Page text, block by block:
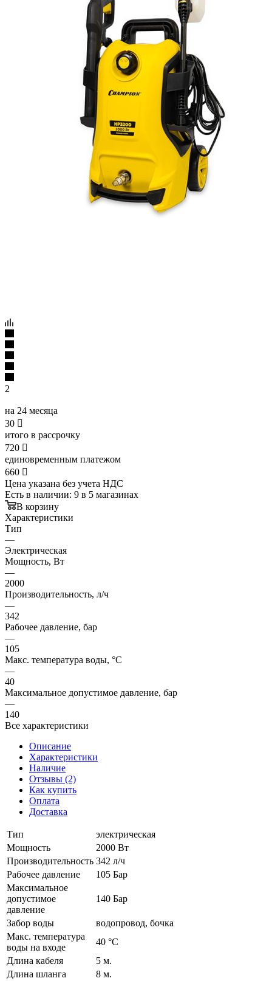
2
на 24 месяца
30 
итого в рассрочку
720 
единовременным платежом
660 
Цена указана без учета НДС
Есть в наличии: 9 в 5 магазинах
В корзину
Характеристики
Тип
—
Электрическая
Мощность, Вт
—
2000
Производительность, л/ч
—
342
Рабочее давление, бар
—
105
Макс. температура воды, °C
—
40
Максимальное допустимое давление, бар
—
140
Все характеристики
Описание
Характеристики
Наличие
Отзывы (2)
Как купить
Оплата
Доставка
Тип
электрическая
Мощность
2000 Вт
Производительность 342 л/ч
Рабочее давление
105 Бар
Максимальное
допустимое
давление
140 Бар
Забор воды
водопровод, бочка
Макс. температура
воды на входе
40 °C
Длина кабеля
5 м.
Длина шланга
8 м.